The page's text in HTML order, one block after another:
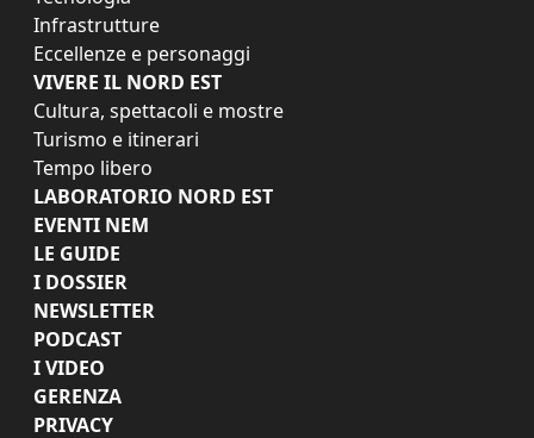
Infrastrutture
Eccellenze e personaggi
VIVERE IL NORD EST
Cultura, spettacoli e mostre
Turismo e itinerari
Tempo libero
LABORATORIO NORD EST
EVENTI NEM
LE GUIDE
I DOSSIER
NEWSLETTER
PODCAST
I VIDEO
GERENZA
PRIVACY